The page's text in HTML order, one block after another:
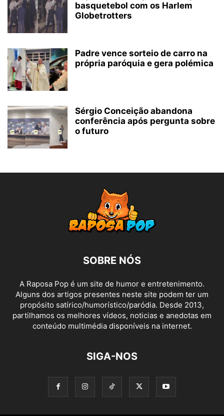
basquetebol com os Harlem
Globetrotters
Padre vence sorteio de carro na
própria paróquia e gera polémica
Sérgio Conceição abandona
conferência após pergunta sobre
o futuro
SOBRE NÓS
A Raposa Pop é um site de humor e entretenimento.
Alguns dos artigos presentes neste site podem ter um
propósito satírico/humorístico/paródia. Desde 2013,
partilhamos os melhores vídeos, noticias e anedotas em
conteúdo multimédia disponíveis na internet.
SIGA-NOS